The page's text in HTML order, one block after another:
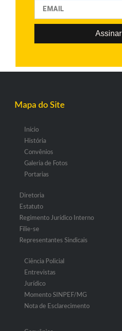
Assinar
Mapa do Site
Início
História
Convênios
Galeria de Fotos
Portarias
Diretoria
Estatuto
Regimento Jurídico Interno
Filie-se
Representantes Sindicais
Ciência Policial
Entrevistas
Jurídico
Momento SINPEF/MG
Nota de Esclarecimento